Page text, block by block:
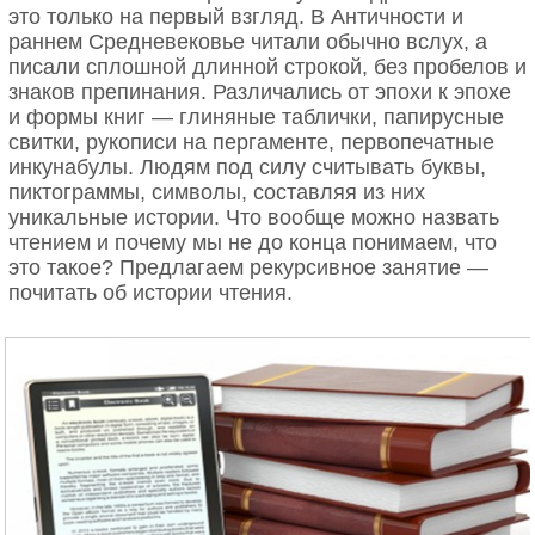
В любимом деле можно реализоваться разными
путями.
magiageladapatinagememportugues.blogspot.ru
Вся моя жизнь состоит из жизни моих учеников.
Через них я разговаривала с миром. И миллионы
людей меня слушали. Такое не каждому выпадает.
- Татьяна Тарасова
Истинная мудрость
это только на первый взгляд. В Античности и
раннем Средневековье читали обычно вслух, а
писали сплошной длинной строкой, без пробелов и
знаков препинания. Различались от эпохи к эпохе
и формы книг — глиняные таблички, папирусные
свитки, рукописи на пергаменте, первопечатные
инкунабулы. Людям под силу считывать буквы,
пиктограммы, символы, составляя из них
уникальные истории. Что вообще можно назвать
чтением и почему мы не до конца понимаем, что
это такое? Предлагаем рекурсивное занятие —
почитать об истории чтения.